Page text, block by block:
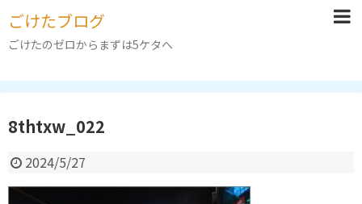
ごけたブログ
ごけたのゼロからまずは5ケタへ
8thtxw_022
2024/5/27